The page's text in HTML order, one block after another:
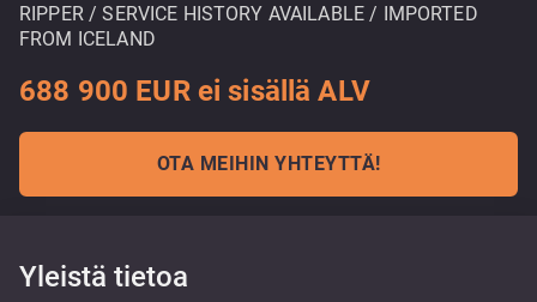
RIPPER / SERVICE HISTORY AVAILABLE / IMPORTED
FROM ICELAND
688 900 EUR ei sisällä ALV
OTA MEIHIN YHTEYTTÄ!
Yleistä tietoa